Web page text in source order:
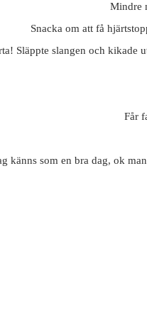
Mindre
Snacka om att få
Släppte slangen och
Får
känns som en bra dag, ok